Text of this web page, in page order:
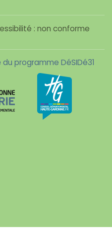
: non conforme
programme DéSIDé31